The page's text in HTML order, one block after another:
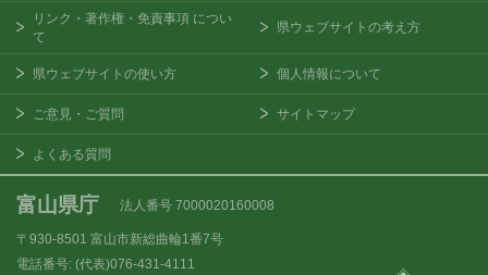
リンク・著作権・免責事項 につい
て
県ウェブサイトの考え方
県ウェブサイトの使い方 個人情報について
ご意見・ご質問 サイトマップ
よくある質問
富山県庁 法人番号 7000020160008
〒930-8501 富山市新総曲輪1番7号
電話番号: (代表)076-431-4111